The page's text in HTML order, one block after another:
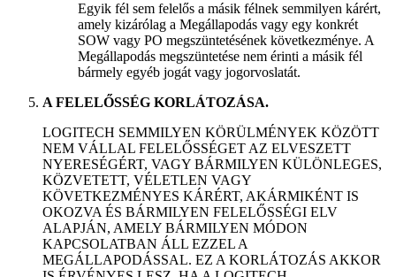
Egyik fél sem felelős a másik félnek semmilyen kárért,
amely kizárólag a Megállapodás vagy egy konkrét
SOW vagy PO megszüntetésének következménye. A
Megállapodás megszüntetése nem érinti a másik fél
bármely egyéb jogát vagy jogorvoslatát.
A FELELŐSSÉG KORLÁTOZÁSA.
LOGITECH SEMMILYEN KÖRÜLMÉNYEK KÖZÖTT
NEM VÁLLAL FELELŐSSÉGET AZ ELVESZETT
NYERESÉGÉRT, VAGY BÁRMILYEN KÜLÖNLEGES,
KÖZVETETT, VÉLETLEN VAGY
KÖVETKEZMÉNYES KÁRÉRT, AKÁRMIKÉNT IS
OKOZVA ÉS BÁRMILYEN FELELŐSSÉGI ELV
ALAPJÁN, AMELY BÁRMILYEN MÓDON
KAPCSOLATBAN ÁLL EZZEL A
MEGÁLLAPODÁSSAL. EZ A KORLÁTOZÁS AKKOR